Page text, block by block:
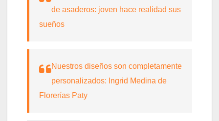
de asaderos: joven hace realidad sus
sueños
Nuestros diseños son completamente
personalizados: Ingrid Medina de
Florerías Paty